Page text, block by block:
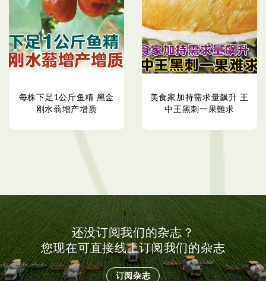
每株下足1公斤鱼精 黑金
刚水蓊增产增质
美食家加持需求量飙升 王
中王黑刺一果難求
还没订阅我们的杂志？
您现在可直接线上订阅我们的杂志
订阅杂志